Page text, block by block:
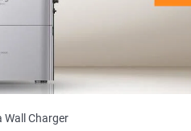
Wall Charger